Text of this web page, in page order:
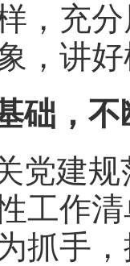
，充
，讲
础，
党建
工作
抓手